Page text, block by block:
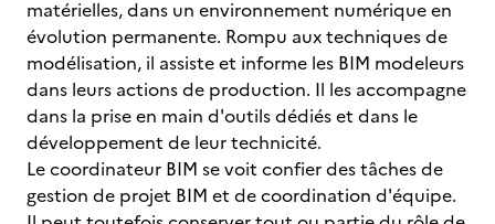
matérielles, dans un environnement numérique en
évolution permanente. Rompu aux techniques de
modélisation, il assiste et informe les BIM modeleurs
dans leurs actions de production. Il les accompagne
dans la prise en main d'outils dédiés et dans le
développement de leur technicité.
Le coordinateur BIM se voit confier des tâches de
gestion de projet BIM et de coordination d'équipe.